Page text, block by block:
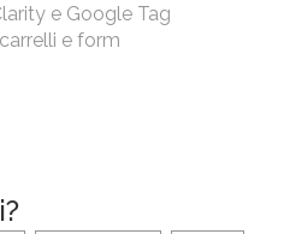
e Google Tag
e form